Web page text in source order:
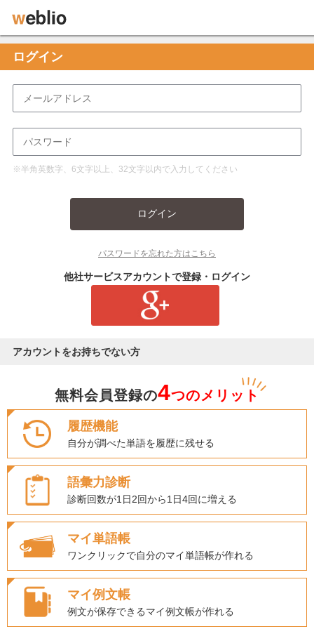
ログイン
※半角英数字、6文字以上、32文字以内で入力してください
ログイン
パスワードを忘れた方はこちら
他社サービスアカウントで登録・ログイン
アカウントをお持ちでない方
無料会員登録の4つのメリット
履歴機能
自分が調べた単語を履歴に残せる
語彙力診断
診断回数が1日2回から1日4回に増える
マイ単語帳
ワンクリックで自分のマイ単語帳が作れる
マイ例文帳
例文が保存できるマイ例文帳が作れる